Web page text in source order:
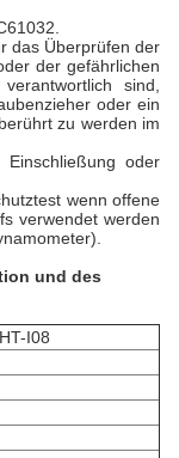
das Überprüfen der
der gefährlichen
sind,
oder ein
zu werden im
oder
wenn offene
verwendet werden
und des
I08